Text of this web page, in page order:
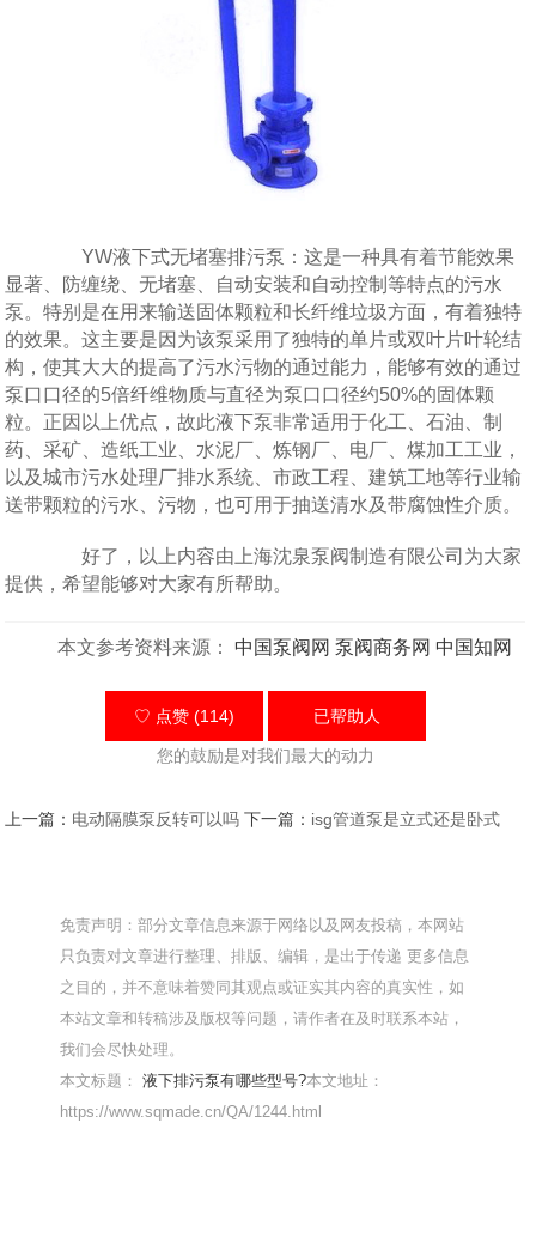
YW液下式无堵塞排污泵：这是一种具有着节能效果
显著、防缠绕、无堵塞、自动安装和自动控制等特点的污水
泵。特别是在用来输送固体颗粒和长纤维垃圾方面，有着独特
的效果。这主要是因为该泵采用了独特的单片或双叶片叶轮结
构，使其大大的提高了污水污物的通过能力，能够有效的通过
泵口口径的5倍纤维物质与直径为泵口口径约50%的固体颗
粒。正因以上优点，故此液下泵非常适用于化工、石油、制
药、采矿、造纸工业、水泥厂、炼钢厂、电厂、煤加工工业，
以及城市污水处理厂排水系统、市政工程、建筑工地等行业输
送带颗粒的污水、污物，也可用于抽送清水及带腐蚀性介质。
好了，以上内容由上海沈泉泵阀制造有限公司为大家
提供，希望能够对大家有所帮助。
本文参考资料来源： 中国泵阀网 泵阀商务网 中国知网
♡ 点赞 (114) 已帮助人
您的鼓励是对我们最大的动力
上一篇： 电动隔膜泵反转可以吗 下一篇： isg管道泵是立式还是卧式
免责声明：部分文章信息来源于网络以及网友投稿，本网站
只负责对文章进行整理、排版、编辑，是出于传递 更多信息
之目的，并不意味着赞同其观点或证实其内容的真实性，如
本站文章和转稿涉及版权等问题，请作者在及时联系本站，
我们会尽快处理。
本文标题：液下排污泵有哪些型号?本文地址：
https://www.sqmade.cn/QA/1244.html